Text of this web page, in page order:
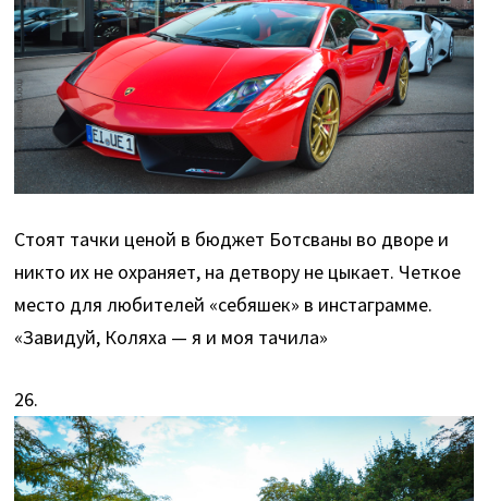
Стоят тачки ценой в бюджет Ботсваны во дворе и
никто их не охраняет, на детвору не цыкает. Четкое
место для любителей «себяшек» в инстаграмме.
«Завидуй, Коляха — я и моя тачила»
26.